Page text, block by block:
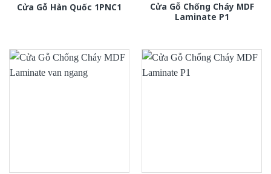
Cửa Gỗ Hàn Quốc 1PNC1
Cửa Gỗ Chống Cháy MDF
Laminate P1